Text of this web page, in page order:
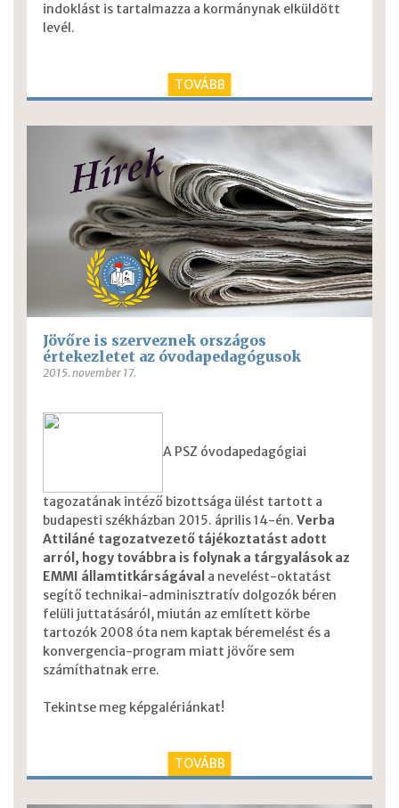
indoklást is tartalmazza a kormánynak elküldött
levél.
TOVÁBB
Jövőre is szerveznek országos
értekezletet az óvodapedagógusok
2015. november 17.
A PSZ óvodapedagógiai
tagozatának intéző bizottsága ülést tartott a
budapesti székházban 2015. április 14-én. Verba
Attiláné tagozatvezető tájékoztatást adott
arról, hogy továbbra is folynak a tárgyalások az
EMMI államtitkárságával a nevelést-oktatást
segítő technikai-adminisztratív dolgozók béren
felüli juttatásáról, miután az említett körbe
tartozók 2008 óta nem kaptak béremelést és a
konvergencia-program miatt jövőre sem
számíthatnak erre.
Tekintse meg képgalériánkat!
TOVÁBB